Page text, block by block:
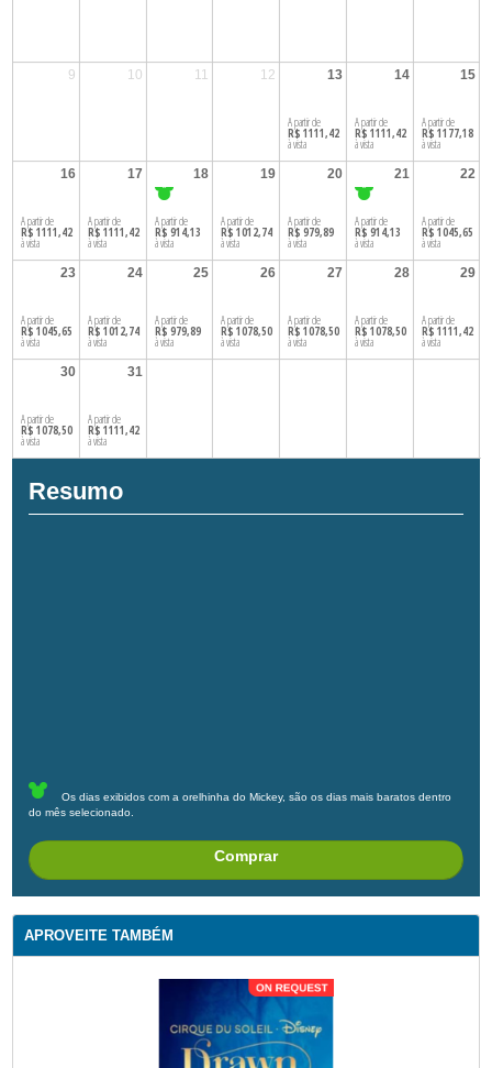
9 10 11 12 13
A partir de
R$ 1111,42
à vista
14
A partir de
R$ 1111,42
à vista
15
A partir de
R$ 1177,18
à vista
16
A partir de
R$ 1111,42
à vista
17
A partir de
R$ 1111,42
à vista
18
A partir de
R$ 914,13
à vista
19
A partir de
R$ 1012,74
à vista
20
A partir de
R$ 979,89
à vista
21
A partir de
R$ 914,13
à vista
22
A partir de
R$ 1045,65
à vista
23
A partir de
R$ 1045,65
à vista
24
A partir de
R$ 1012,74
à vista
25
A partir de
R$ 979,89
à vista
26
A partir de
R$ 1078,50
à vista
27
A partir de
R$ 1078,50
à vista
28
A partir de
R$ 1078,50
à vista
29
A partir de
R$ 1111,42
à vista
30
A partir de
R$ 1078,50
à vista
31
A partir de
R$ 1111,42
à vista
Resumo
Os dias exibidos com a orelhinha do Mickey, são os dias mais baratos dentro
do mês selecionado.
Comprar
APROVEITE TAMBÉM